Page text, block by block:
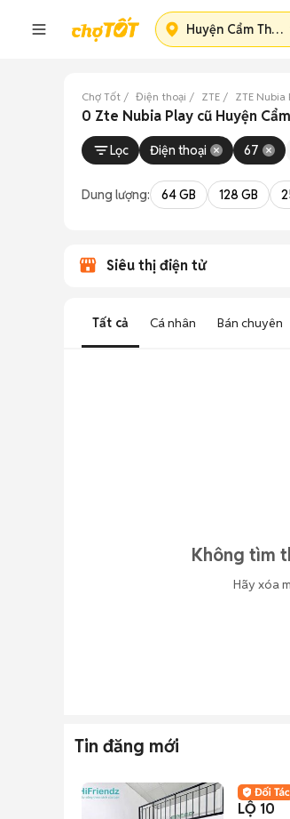
Huyện Cẩm Thủy
Chợ Tốt Điện thoại ZTE ZTE Nubia
0 Zte Nubia Play cũ Huyện
Lọc Điện thoại 67
Dung lượng: 64 GB 128 GB
Siêu thị điện tử
Tất cả Cá nhân Bán chuyên
Không tìm
Hãy xóa
Tin đăng mới
LỘ 10